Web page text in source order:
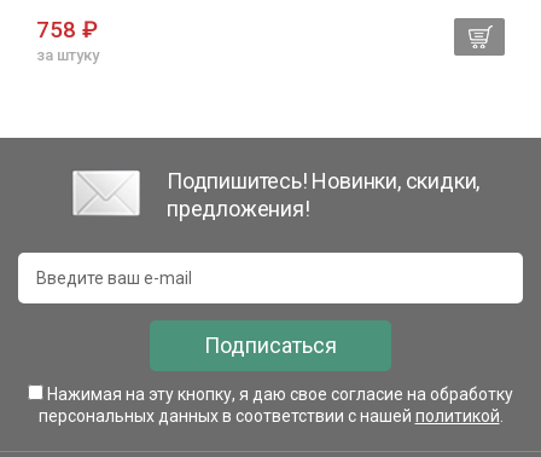
758 ₽
за штуку
Подпишитесь! Новинки, скидки,
предложения!
Подписаться
Нажимая на эту кнопку, я даю свое согласие на обработку
персональных данных в соответствии с нашей политикой